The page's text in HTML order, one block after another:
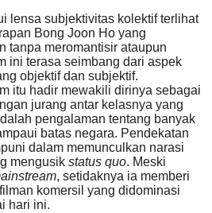
lensa subjektivitas kolektif terlihat
Bong Joon Ho yang
tanpa meromantisir ataupun
ini terasa seimbang dari aspek
objektif dan subjektif.
itu hadir mewakili dirinya sebagai
jurang antar kelasnya yang
pengalaman tentang banyak
batas negara. Pendekatan
dalam memunculkan narasi
mengusik status quo. Meski
, setidaknya ia memberi
komersil yang didominasi
hari ini.